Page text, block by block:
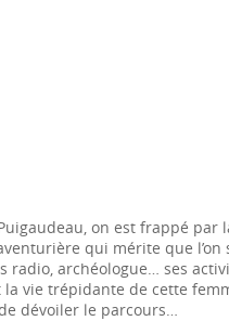
on est frappé par
qui mérite que l’on
radio, archéologue… ses
la vie trépidante de cette
dévoiler le parcours…